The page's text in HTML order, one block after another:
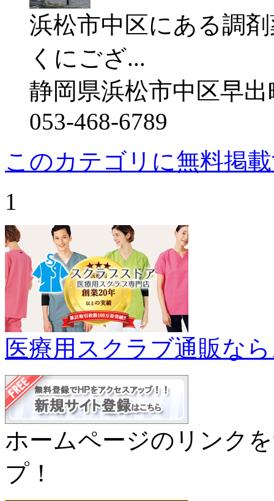
浜松市中区にある調
くにござ...
静岡県浜松市中区早
053-468-6789
このカテゴリに無料掲
1
医療用スクラブ通販な
ホームページのリンク
プ！